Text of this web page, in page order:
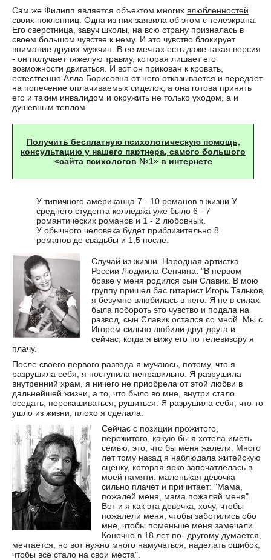
Сам же Филипп является объектом многих влюбленностей
своих поклонниц. Одна из них заявила об этом с телеэкрана.
Его сверстница, завуч школы, на всю страну призналась в
своем большом чувстве к нему. И это чувство блокирует
внимание других мужчин. В ее мечтах есть даже такая версия
- он получает тяжелую травму, которая лишает его
возможности двигаться. И вот он прикован к кровать,
естественно Алла Борисовна от него отказывается и передает
на попечение оплачиваемых сиделок, а она готова принять
его и таким инвалидом и окружить не только уходом, а и
душевным теплом.
Получить бесплатную психологическую помощь,
консультацию у нашего партнера, самого большого
«сайта психологов №1» в интернете
У типичного американца 7 - 10 романов в жизни У
среднего студента колледжа уже было 6 - 7
романтических романов и 1 - 2 любовных.
У обычного человека будет приблизительно 8
романов до свадьбы и 1,5 после.
Случай из жизни. Народная артистка
России Людмила Сенчина: "В первом
браке у меня родился сын Славик. В мою
группу пришел бас гитарист Игорь Тальков,
я безумно влюбилась в него. Я не в силах
была побороть это чувство и подала на
развод, сын Славик остался со мной. Мы с
Игорем сильно любили друг друга и
сейчас, когда я вижу его по телевизору я
плачу.
После своего первого развода я мучаюсь, потому, что я
разрушила себя, я поступила неправильно. Я разрушила
внутренний храм, я ничего не приобрела от этой любви в
дальнейшей жизни, а то, что было во мне, внутри стало
оседать, перекашиваться, рушиться. Я разрушила себя, что-то
ушло из жизни, плохо я сделала.
Сейчас с позиции прожитого,
пережитого, какую бы я хотела иметь
семью, это, что бы меня жалели. Много
лет тому назад я наблюдала житейскую
сценку, которая ярко запечатлелась в
моей памяти: маленькая девочка
сильно плачет и причитает: "Мама,
пожалей меня, мама пожалей меня".
Вот и я как эта девочка, хочу, чтобы
пожалели меня, чтобы заботились обо
мне, чтобы поменьше меня замечали.
Конечно в 18 лет по- другому думается,
мечтается, но вот нужно много намучаться, наделать ошибок,
чтобы все стало на свои места".